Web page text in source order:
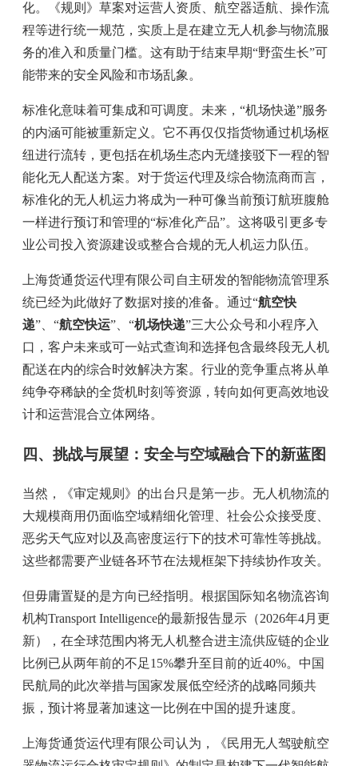
化。《规则》草案对运营人资质、航空器适航、操作流
程等进行统一规范，实质上是在建立无人机参与物流服
务的准入和质量门槛。这有助于结束早期“野蛮生长”可
能带来的安全风险和市场乱象。
标准化意味着可集成和可调度。未来，“机场快递”服务
的内涵可能被重新定义。它不再仅仅指货物通过机场枢
纽进行流转，更包括在机场生态内无缝接驳下一程的智
能化无人配送方案。对于货运代理及综合物流商而言，
标准化的无人机运力将成为一种可像当前预订航班腹舱
一样进行预订和管理的“标准化产品”。这将吸引更多专
业公司投入资源建设或整合合规的无人机运力队伍。
上海货通货运代理有限公司自主研发的智能物流管理系
统已经为此做好了数据对接的准备。通过“航空快
递”、“航空快运”、“机场快递”三大公众号和小程序入
口，客户未来或可一站式查询和选择包含最终段无人机
配送在内的综合时效解决方案。行业的竞争重点将从单
纯争夺稀缺的全货机时刻等资源，转向如何更高效地设
计和运营混合立体网络。
四、挑战与展望：安全与空域融合下的新蓝图
当然，《审定规则》的出台只是第一步。无人机物流的
大规模商用仍面临空域精细化管理、社会公众接受度、
恶劣天气应对以及高密度运行下的技术可靠性等挑战。
这些都需要产业链各环节在法规框架下持续协作攻关。
但毋庸置疑的是方向已经指明。根据国际知名物流咨询
机构Transport Intelligence的最新报告显示（2026年4月更
新），在全球范围内将无人机整合进主流供应链的企业
比例已从两年前的不足15%攀升至目前的近40%。中国
民航局的此次举措与国家发展低空经济的战略同频共
振，预计将显著加速这一比例在中国的提升速度。
上海货通货运代理有限公司认为，《民用无人驾驶航空